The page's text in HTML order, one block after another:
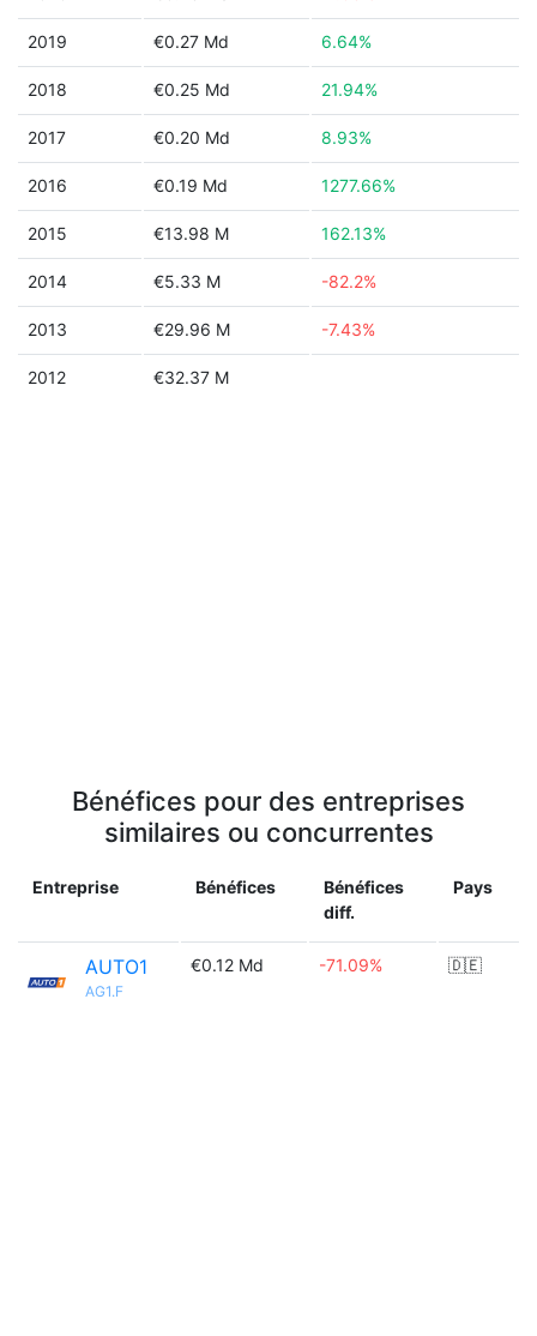
2019 €0.27 Md 6.64%
2018 €0.25 Md 21.94%
2017 €0.20 Md 8.93%
2016 €0.19 Md 1277.66%
2015 €13.98 M 162.13%
2014 €5.33 M -82.2%
2013 €29.96 M -7.43%
2012 €32.37 M
Bénéfices pour des entreprises
similaires ou concurrentes
Entreprise Bénéfices
Bénéfices
diff.
Pays
AUTO1
AG1.F
€0.12 Md -71.09% 🇩🇪